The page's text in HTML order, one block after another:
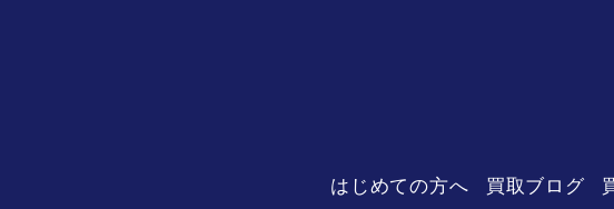
はじめての方へ 買取ブログ